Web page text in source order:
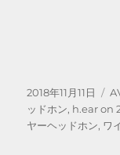
投
稿
日:
2018年11月11日
カ
テ
ゴ
ッドホン, h.ear on
ヤーヘッドホン, ワ